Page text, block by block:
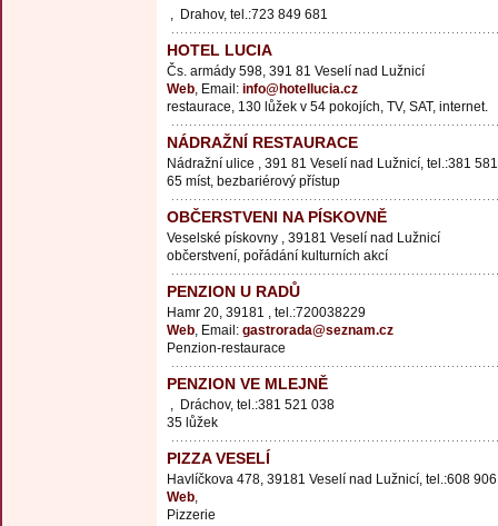
, Drahov, tel.:723 849 681
HOTEL LUCIA
Čs. armády 598, 391 81 Veselí nad Lužnicí
Web, Email: info@hotellucia.cz
restaurace, 130 lůžek v 54 pokojích, TV, SAT, internet.
NÁDRAŽNÍ RESTAURACE
Nádražní ulice , 391 81 Veselí nad Lužnicí, tel.:381
65 míst, bezbariérový přístup
OBČERSTVENI NA PÍSKOVNĚ
Veselské pískovny , 39181 Veselí nad Lužnicí
občerstvení, pořádání kulturních akcí
PENZION U RADŮ
Hamr 20, 39181 , tel.:720038229
Web, Email: gastrorada@seznam.cz
Penzion-restaurace
PENZION VE MLEJNĚ
, Dráchov, tel.:381 521 038
35 lůžek
PIZZA VESELÍ
Havlíčkova 478, 39181 Veselí nad Lužnicí, tel.:608
Web,
Pizzerie